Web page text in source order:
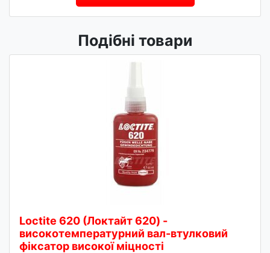
Подібні товари
Loctite 620 (Локтайт 620) -
високотемпературний вал-втулковий
фіксатор високої міцності